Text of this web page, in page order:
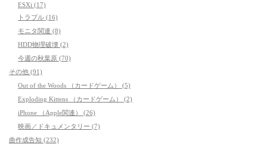
ESXi (17)
トラブル (16)
モニタ関連 (8)
HDD物理破壊 (2)
今週の秋葉原 (70)
その他 (91)
Out of the Woods （カードゲーム） (5)
Exploding Kittens （カードゲーム） (2)
iPhone （Apple関連） (26)
映画／ドキュメンタリー (7)
曲作成告知 (232)